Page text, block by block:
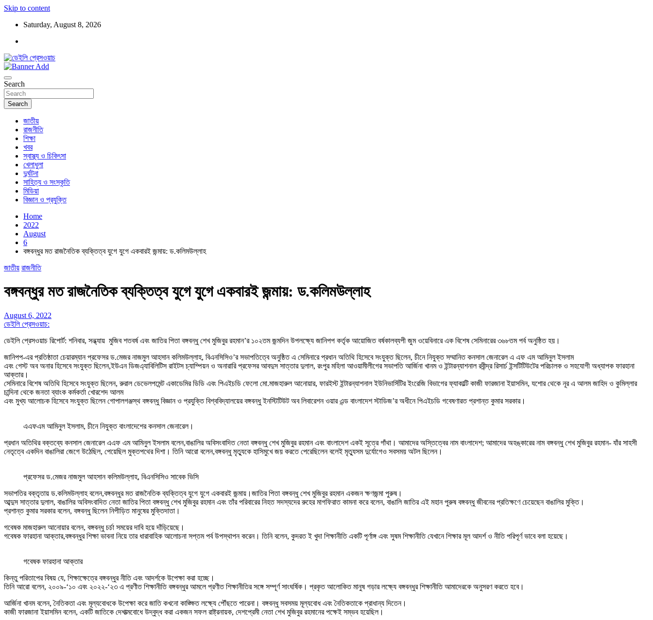
Skip to content
Saturday, August 8, 2026
ডেইলি প্রেসওয়াচ
Search
Search
জাতীয়
রাজনীতি
শিক্ষা
খবর
স্বাস্থ্য ও চিকিৎসা
খেলাধুলা
দুর্ঘটনা
সাহিত্য ও সংস্কৃতি
মিডিয়া
বিজ্ঞান ও প্রযুক্তি
Home
2022
August
6
বঙ্গবন্ধুর মত রাজনৈতিক ব্যক্তিত্ব যুগে যুগে একবারই জন্মায়: ড.কলিমউল্লাহ
জাতীয় রাজনীতি
বঙ্গবন্ধুর মত রাজনৈতিক ব্যক্তিত্ব যুগে যুগে একবারই জন্মায়: ড.কলিমউল্লাহ
August 6, 2022
ডেইলি প্রেসওয়াচ:
ডেইলি প্রেসওয়াচ রিপোর্ট: শনিবার, সন্ধ্যায় মুজিব শতবর্ষ এবং জাতির পিতা বঙ্গবন্ধু শেখ মুজিবুর রহমান’র ১০২তম জন্মদিন উপলক্ষ্যে জানিপপ কর্তৃক আয়োজিত বর্ষকালব্যপী জুম ওয়েবিনারে এক বিশেষ সেমিনারের ৩৬৮তম পর্ব অনুষ্ঠিত হয়।
জানিপপ-এর প্রতিষ্ঠাতা চেয়ারম্যান প্রফেসর ড.মেজর নাজমুল আহসান কলিমউল্লাহ, বিএনসিসিও’র সভাপতিত্বে অনুষ্ঠিত এ সেমিনারে প্রধান অতিথি হিসেবে সংযুক্ত ছিলেন, চীনে নিযুক্ত সম্মানিত কনসাল জেনারেল এ এফ এম আমিনুল ইসলাম
এবং গেস্ট অব অনার হিসেবে সংযুক্ত ছিলেন,ইউএন ডিজএ্যাবিলিটিস রাইটস চ্যাম্পিয়ন ও অনারারি প্রফেসর আবদুস সাত্তার দুলাল, রংপুর মহিলা আওয়ামীলীগের সভাপতি আর্জিনা খানম ও ইন্টারন্যাশনাল রবীন্দ্র রিসার্চ ইন্সটিটিউটের পরিচালক ও সহযোগী অধ্যাপক ফারহানা
আক্তার।
সেমিনারে বিশেষ অতিথি হিসেবে সংযুক্ত ছিলেন, রুরাল ডেভেলপমেন্ট একাডেমির ডিডি এবং পিএইচডি ফেলো মো.মাজহারুল আনোয়ার, ফারইস্ট ইন্টারন্যাশনাল ইউনিভার্সিটির ইংরেজি বিভাগের ফ্যাকাল্টি কাজী ফারজানা ইয়াসমিন, যশোর থেকে নূর এ আলম জাহিদ ও কুমিল্লার
চান্দিনা থেকে জনতা ব্যাংক কর্মকর্তা খোরশেদ আলম
এবং মুখ্য আলোচক হিসেবে সংযুক্ত ছিলেন গোপালগঞ্জস্থ বঙ্গবন্ধু বিজ্ঞান ও প্রযুক্তি বিশ্ববিদ্যালয়ের বঙ্গবন্ধু ইনস্টিটিউট অব লিবারেশন ওয়ার এন্ড বাংলাদেশ স্টাডিজ’র অধীনে পিএইচডি গবেষণারত প্রশান্ত কুমার সরকার।
এএফএম আমিনুল ইসলাম, চীনে নিযুক্ত বাংলাদেশের কনসাল জেনারেল।
প্রধান অতিথির বক্তব্যে কনসাল জেনারেল এএফ এম আমিনুল ইসলাম বলেন,বাঙালির অবিসংবাদিত নেতা বঙ্গবন্ধু শেখ মুজিবুর রহমান এবং বাংলাদেশ একই সূত্রে গাঁথা। আমাদের অস্তিত্বের নাম বাংলাদেশ; আমাদের অহঙ্কারের নাম বঙ্গবন্ধু শেখ মুজিবুর রহমান- যাঁর সাহসী
নেতৃত্বে একদিন বাঙালিরা জেগে উঠেছিল, পেয়েছিল মুক্তপথের দিশা। তিনি আরো বলেন,বঙ্গবন্ধু মৃত্যুকে হাসিমুখে জয় করতে পেরেছিলেন বলেই মৃত্যুসম দুর্যোগেও সবসময় অটল ছিলেন।
প্রফেসর ড.মেজর নাজমুল আহসান কলিমউল্লাহ, বিএনসিসিও সাবেক ভিসি
সভাপতির বক্তৃতায় ড.কলিমউল্লাহ বলেন,বঙ্গবন্ধুর মত রাজনৈতিক ব্যক্তিত্ব যুগে যুগে একবারই জন্মায়।জাতির পিতা বঙ্গবন্ধু শেখ মুজিবুর রহমান একজন ক্ষণজন্মা পুরুষ।
আব্দুস সাত্তার দুলাল, বাঙালির অবিসংবাদিত নেতা জাতির পিতা বঙ্গবন্ধু শেখ মুজিবুর রহমান এবং তাঁর পরিবারের নিহত সদস্যদের রুহের মাগফিরাত কামনা করে বলেন, বাঙালি জাতির এই মহান পুরুষ বঙ্গবন্ধু জীবনের প্রতিক্ষণে চেয়েছেন বাঙালির মুক্তি।
প্রশান্ত কুমার সরকার বলেন, বঙ্গবন্ধু ছিলেন নিপীড়িত মানুষের মুক্তিদাতা।
গবেষক মাজহারুল আনোয়ার বলেন, বঙ্গবন্ধু চর্চা সময়ের দাবি হয়ে দাঁড়িয়েছে।
গবেষক ফারহানা আক্তার,বঙ্গবন্ধুর শিক্ষা ভাবনা নিয়ে তার ধারাবাহিক আলোচনা সপ্তম পর্ব উপস্থাপন করেন। তিনি বলেন, কুদরত ই খুদা শিক্ষানীতি একটি পূর্ণাঙ্গ এবং সুষম শিক্ষানীতি যেখানে শিক্ষার মূল আদর্শ ও নীতি পরিপূর্ণ ভাবে বলা হয়েছে।
গবেষক ফারহানা আক্তার
কিন্তু পরিতাপের বিষয় যে, শিক্ষাক্ষেত্রে বঙ্গবন্ধুর নীতি এবং আদর্শকে উপেক্ষা করা হচ্ছে।
তিনি আরো বলেন, ২০০৯-‘১০ এবং ২০২২-‘২৩ এ প্রণীত শিক্ষানীতি বঙ্গবন্ধুর আমলে প্রণীত শিক্ষানীতির সঙ্গে সম্পূর্ণ সাংঘর্ষিক। প্রকৃত আলোকিত মানুষ গড়ার লক্ষ্যে বঙ্গবন্ধুর শিক্ষানীতি আমাদেরকে অনুসরণ করতে হবে।
আর্জিনা খানম বলেন, নৈতিকতা এবং মূল্যবোধকে উপেক্ষা করে জাতি কখনো কাঙ্ক্ষিত লক্ষ্যে পৌঁছতে পারেনা। বঙ্গবন্ধু সবসময় মূল্যবোধ এবং নৈতিকতাকে প্রাধান্য দিতেন।
কাজী ফারজানা ইয়াসমিন বলেন, একটি জাতিকে দেশাত্মবোধে উদ্বুদ্ধ করা একজন সফল রাষ্ট্রনায়ক, দেশপ্রেমী নেতা শেখ মুজিবুর রহমানের পক্ষেই সম্ভব হয়েছিল।